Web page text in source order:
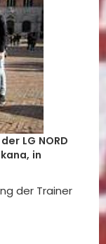
LG NORD
in
der Trainer